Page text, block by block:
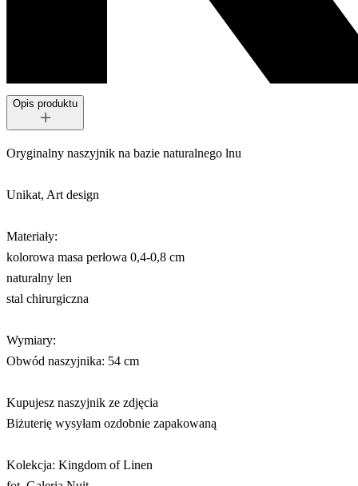
Opis produktu
Oryginalny naszyjnik na bazie naturalnego lnu
Unikat, Art design
Materiały:
kolorowa masa perłowa 0,4-0,8 cm
naturalny len
stal chirurgiczna
Wymiary:
Obwód naszyjnika: 54 cm
Kupujesz naszyjnik ze zdjęcia
Biżuterię wysyłam ozdobnie zapakowaną
Kolekcja: Kingdom of Linen